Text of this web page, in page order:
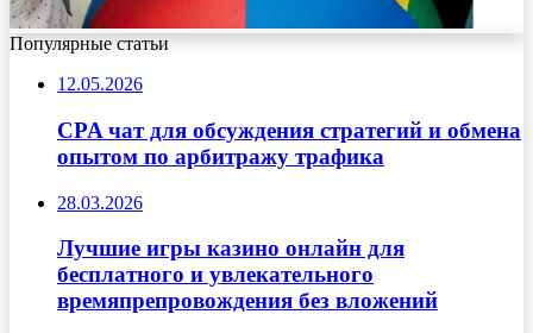
Популярные статьи
12.05.2026
CPA чат для обсуждения стратегий и обмена
опытом по арбитражу трафика
28.03.2026
Лучшие игры казино онлайн для
бесплатного и увлекательного
времяпрепровождения без вложений